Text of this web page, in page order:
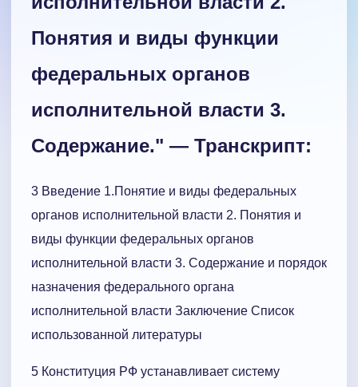
Понятия и виды функции
федеральных органов
исполнительной власти 3.
Содержание." — Транскрипт:
3 Введение 1.Понятие и виды федеральных
органов исполнительной власти 2. Понятия и
виды функции федеральных органов
исполнительной власти 3. Содержание и порядок
назначения федерального органа
исполнительной власти Заключение Список
использованной литературы
5 Конституция РФ устанавливает систему